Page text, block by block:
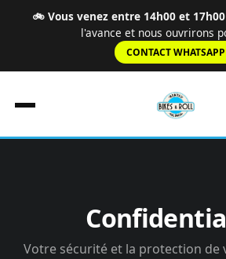
🚲 Vous venez entre 14h00 et 17h00
l'avance et nous ouvrirons
CONTACT WHATSAPP
Itinéraires
Votre sécurité et la protection de